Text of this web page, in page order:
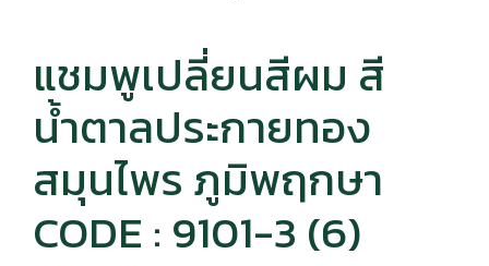
แชมพูเปลี่ยนสีผม สี
น้ำตาลประกายทอง
สมุนไพร ภูมิพฤกษา
CODE : 9101-3 (6)